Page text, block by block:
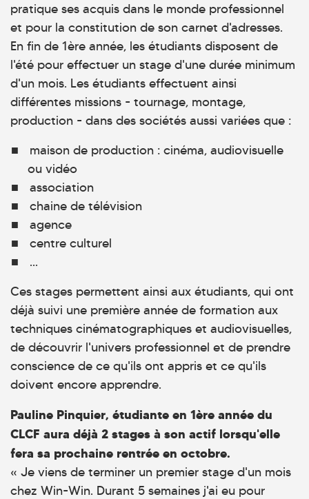
pratique ses acquis dans le monde professionnel
et pour la constitution de son carnet d'adresses.
En fin de 1ère année, les étudiants disposent de
l'été pour effectuer un stage d'une durée minimum
d'un mois. Les étudiants effectuent ainsi
différentes missions - tournage, montage,
production - dans des sociétés aussi variées que :
maison de production : cinéma, audiovisuelle
ou vidéo
association
chaine de télévision
agence
centre culturel
...
Ces stages permettent ainsi aux étudiants, qui ont
déjà suivi une première année de formation aux
techniques cinématographiques et audiovisuelles,
de découvrir l'univers professionnel et de prendre
conscience de ce qu'ils ont appris et ce qu'ils
doivent encore apprendre.
Pauline Pinquier, étudiante en 1ère année du
CLCF aura déjà 2 stages à son actif lorsqu'elle
fera sa prochaine rentrée en octobre.
« Je viens de terminer un premier stage d'un mois
chez Win-Win. Durant 5 semaines j'ai eu pour